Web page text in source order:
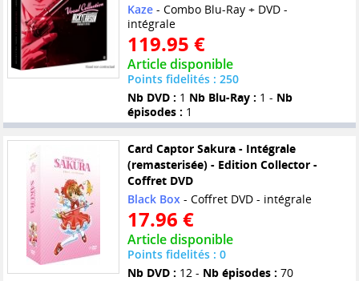
Kaze- Combo Blu-Ray + DVD -
intégrale
119.95 €
Article disponible
Points fidelités : 250
Nb DVD : 1 Nb Blu-Ray : 1 - Nb
épisodes : 1
Card Captor Sakura - Intégrale
(remasterisée) - Edition Collector -
Coffret DVD
Black Box - Coffret DVD - intégrale
17.96 €
Article disponible
Points fidelités : 0
Nb DVD : 12 - Nb épisodes : 70